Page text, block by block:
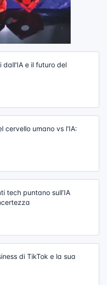
dall'IA e il futuro del
cervello umano vs l'IA:
tech puntano sull’IA
di TikTok e la sua